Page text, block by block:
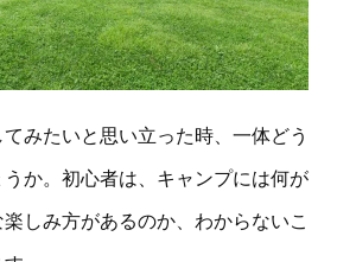
みたいと思い立った時、一体どう
か。初心者は、キャンプには何が
しみ方があるのか、わからないこ